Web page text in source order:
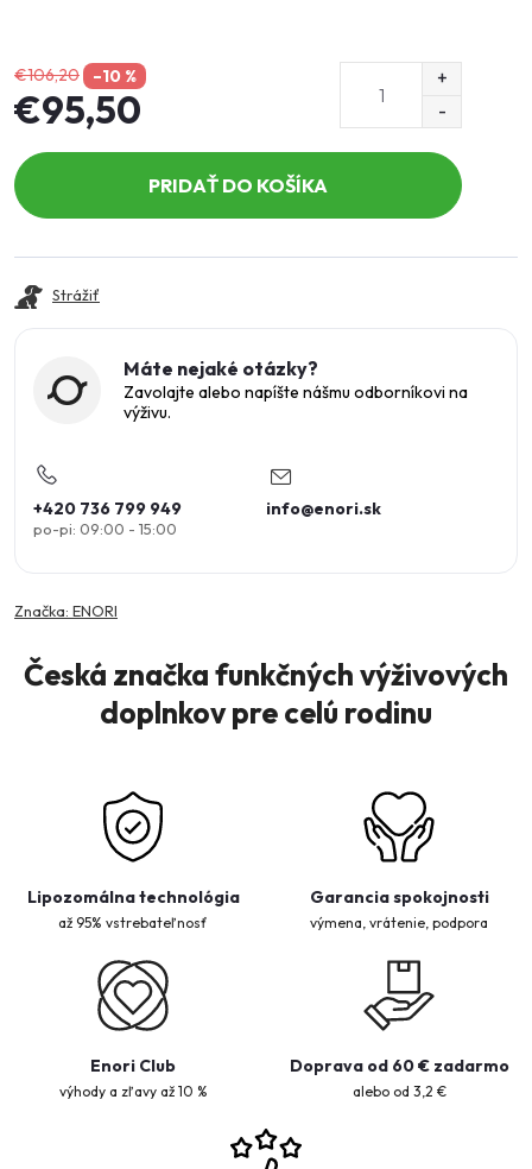
€106,20 –10 %
€95,50
cena:
PRIDAŤ DO KOŠÍKA
Strážiť
Máte nejaké otázky?
Zavolajte alebo napíšte nášmu odborníkovi na
výživu.
info@enori.sk
+420 736 799 949
Značka: ENORI
Česká značka funkčných výživových
doplnkov pre celú rodinu
Lipozomálna technológia
až 95% vstrebateľnosť
Garancia spokojnosti
výmena, vrátenie, podpora
Enori Club
výhody a zľavy až 10 %
Doprava od 60 € zadarmo
alebo od 3,2 €